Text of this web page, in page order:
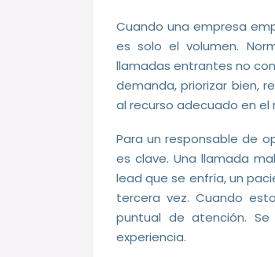
Cuando una empresa
es solo el volumen.
llamadas entrantes no
demanda, priorizar bien,
al recurso adecuado en
Para un responsable de
es clave. Una llamada
lead que se enfría, un
tercera vez. Cuando
puntual de atención.
experiencia.